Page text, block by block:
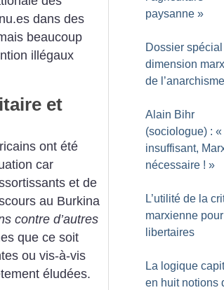
dans des
beaucoup
illégaux
et
ont été
car
et de
au Burkina
contre d’autres
que ce soit
ou vis-à-vis
éludées.
paysanne »
Dossier spécial
dimension
de l’anarchisme
Alain Bihr
(sociologue) : «
insuffisant,
nécessaire ! »
L’utilité de la
marxienne
libertaires
La logique
en huit notions